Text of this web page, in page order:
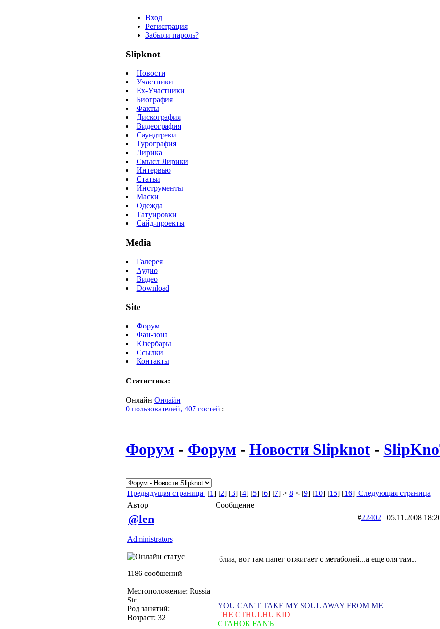
Вход
Регистрация
Забыли пароль?
Slipknot
Новости
Участники
Ex-Участники
Биография
Факты
Дискография
Видеография
Саундтреки
Турография
Лирика
Смысл Лирики
Интервью
Статьи
Инструменты
Маски
Одежда
Татуировки
Сайд-проекты
Media
Галерея
Аудио
Видео
Download
Site
Форум
Фан-зона
Юзербары
Ссылки
Контакты
Статистика:
Онлайн Онлайн
0 пользователей, 407 гостей :
Форум - Форум - Новости Slipknot-
Предыдущая страница [1] [2] [3] [4] [5] [6] [7] > 8< [9] [10] [15] [16] Следующая страница
Автор
Сообщение
@len
Administrators
1186 сообщений
Местоположение: Russia
Str
Род занятий:
Возраст: 32
#22402 05.11.2008
блиа, вот там папег отжигает с метаболей...а еще оля там...
YOU CAN'T TAKE MY SOUL AWAY FROM ME
THE CTHULHU KID
СТАНОК FANЪ